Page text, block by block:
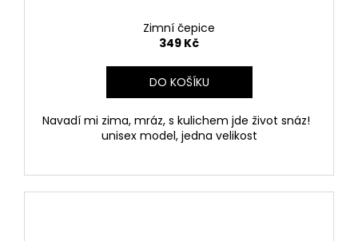
Zimní čepice
349 Kč
DO KOŠÍKU
Navadí mi zima, mráz, s kulichem jde život snáz!
unisex model, jedna velikost